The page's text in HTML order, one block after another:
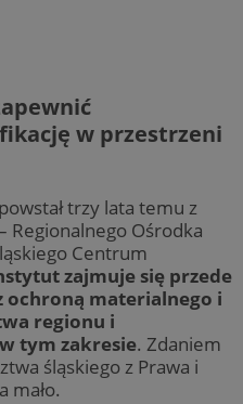
w przestrzeni
trzy lata temu z
Regionalnego Ośrodka
Centrum
zajmuje się przede
ochroną materialnego i
regionu i
tym zakresie. Zdaniem
śląskiego z Prawa i
mało.